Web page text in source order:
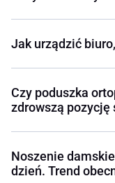
Jak urządzić
Czy poduszka
zdrowszą pozycję
Noszenie
dzień. Trend